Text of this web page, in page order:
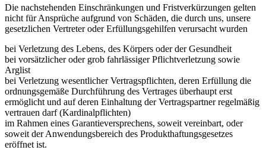
Die nachstehenden Einschränkungen und Fristverkürzungen gelten
nicht für Ansprüche aufgrund von Schäden, die durch uns, unsere
gesetzlichen Vertreter oder Erfüllungsgehilfen verursacht wurden
bei Verletzung des Lebens, des Körpers oder der Gesundheit
bei vorsätzlicher oder grob fahrlässiger Pflichtverletzung sowie
Arglist
bei Verletzung wesentlicher Vertragspflichten, deren Erfüllung die
ordnungsgemäße Durchführung des Vertrages überhaupt erst
ermöglicht und auf deren Einhaltung der Vertragspartner regelmäßig
vertrauen darf (Kardinalpflichten)
im Rahmen eines Garantieversprechens, soweit vereinbart, oder
soweit der Anwendungsbereich des Produkthaftungsgesetzes
eröffnet ist.